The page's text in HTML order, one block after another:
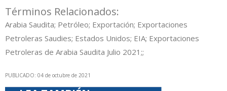
Términos Relacionados:
Arabia Saudita; Petróleo; Exportación; Exportaciones
Petroleras Saudies; Estados Unidos; EIA; Exportaciones
Petroleras de Arabia Saudita Julio 2021;;
PUBLICADO: 04 de octubre de 2021